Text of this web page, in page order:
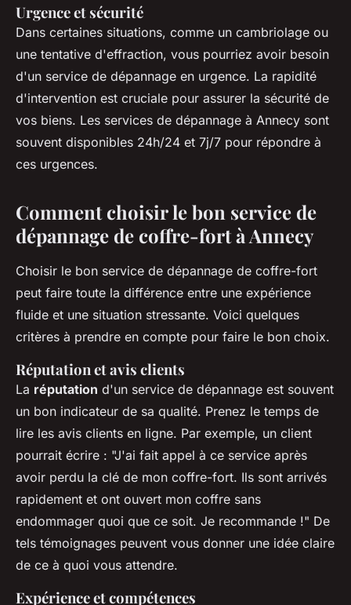
Urgence et sécurité
Dans certaines situations, comme un cambriolage ou
une tentative d'effraction, vous pourriez avoir besoin
d'un service de dépannage en urgence. La rapidité
d'intervention est cruciale pour assurer la sécurité de
vos biens. Les services de dépannage à Annecy sont
souvent disponibles 24h/24 et 7j/7 pour répondre à
ces urgences.
Comment choisir le bon service de
dépannage de coffre-fort à Annecy
Choisir le bon service de dépannage de coffre-fort
peut faire toute la différence entre une expérience
fluide et une situation stressante. Voici quelques
critères à prendre en compte pour faire le bon choix.
Réputation et avis clients
La réputation d'un service de dépannage est souvent
un bon indicateur de sa qualité. Prenez le temps de
lire les avis clients en ligne. Par exemple, un client
pourrait écrire : "J'ai fait appel à ce service après
avoir perdu la clé de mon coffre-fort. Ils sont arrivés
rapidement et ont ouvert mon coffre sans
endommager quoi que ce soit. Je recommande !" De
tels témoignages peuvent vous donner une idée claire
de ce à quoi vous attendre.
Expérience et compétences